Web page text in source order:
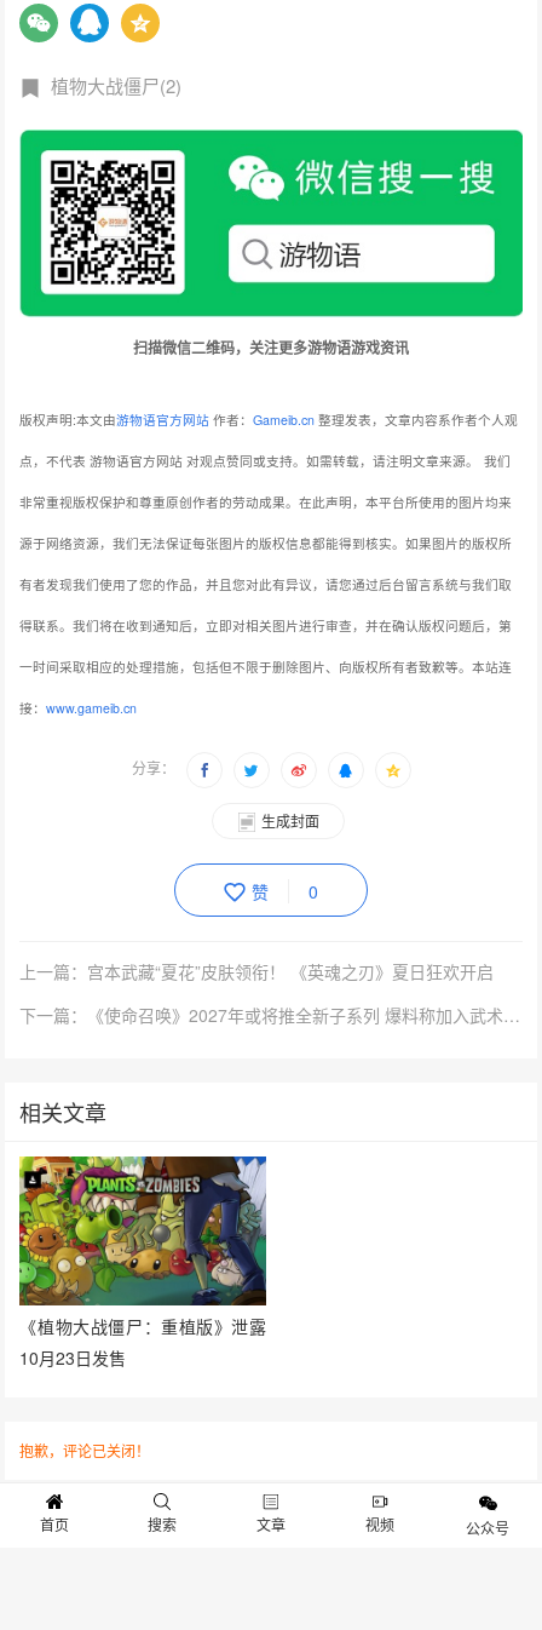
植物大战僵尸(2)
扫描微信二维码，关注更多游物语游戏资讯
版权声明:本文由游物语官方网站 作者：Gameib.cn 整理发表，文章内容系作者个人观
点，不代表 游物语官方网站 对观点赞同或支持。如需转载，请注明文章来源。 我们
非常重视版权保护和尊重原创作者的劳动成果。在此声明，本平台所使用的图片均来
源于网络资源，我们无法保证每张图片的版权信息都能得到核实。如果图片的版权所
有者发现我们使用了您的作品，并且您对此有异议，请您通过后台留言系统与我们取
得联系。我们将在收到通知后，立即对相关图片进行审查，并在确认版权问题后，第
一时间采取相应的处理措施，包括但不限于删除图片、向版权所有者致歉等。本站连
接：www.gameib.cn
分享：
生成封面
赞 0
上一篇：宫本武藏“夏花”皮肤领衔！ 《英魂之刃》夏日狂欢开启
下一篇：《使命召唤》2027年或将推全新子系列 爆料称加入武术玩法
相关文章
《植物大战僵尸：重植版》泄露
10月23日发售
抱歉，评论已关闭！
首页 搜索 文章 视频 公众号